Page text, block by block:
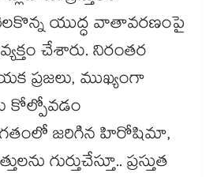
యుద్ధ వాతావరణంపై
చేశారు. నిరంతర
ప్రజలు, ముఖ్యంగా
కోల్పోవడం
జరిగిన హిరోషిమా,
గుర్తుచేస్తూ.. ప్రస్తుత